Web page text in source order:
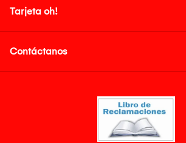
Tarjeta oh!
Contáctanos